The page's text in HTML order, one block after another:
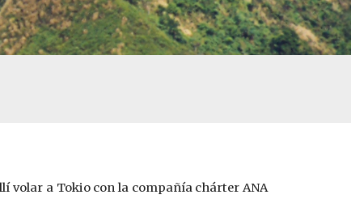
volar a Tokio con la compañía chárter ANA